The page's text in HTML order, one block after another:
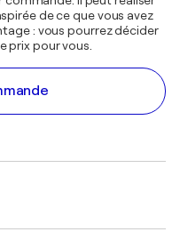
de ce que vous avez
: vous pourrez décider
prix pour vous.